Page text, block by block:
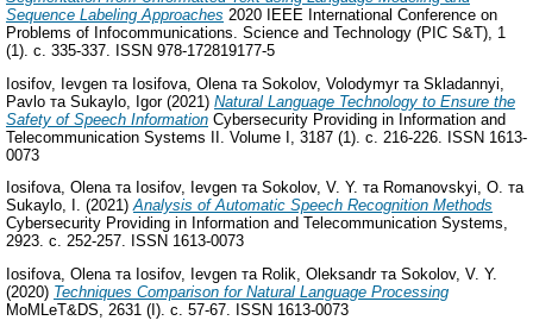
Sequence Labeling Approaches 2020 IEEE International Conference on
Problems of Infocommunications. Science and Technology (PIC S&T), 1
(1). с. 335-337. ISSN 978-172819177-5
Iosifov, Ievgen та Iosifova, Olena та Sokolov, Volodymyrта Skladannyi,
Pavlo та Sukaylo, Igor(2021) Natural Language Technology to Ensure the
Safety of Speech Information Cybersecurity Providing in Information and
Telecommunication Systems II. Volume I, 3187 (1). с. 216-226. ISSN 1613-
0073
Iosifova, Olenaта Iosifov, Ievgen та Sokolov, V. Y. та Romanovskyi, O. та
Sukaylo, I. (2021)Analysis of Automatic Speech Recognition Methods
Cybersecurity Providing in Information and Telecommunication Systems,
2923. с. 252-257. ISSN 1613-0073
Iosifova, Olenaта Iosifov, Ievgen та Rolik, Oleksandrта Sokolov, V. Y.
(2020) Techniques Comparison for Natural Language Processing
MoMLeT&DS, 2631 (I). с. 57-67. ISSN 1613-0073